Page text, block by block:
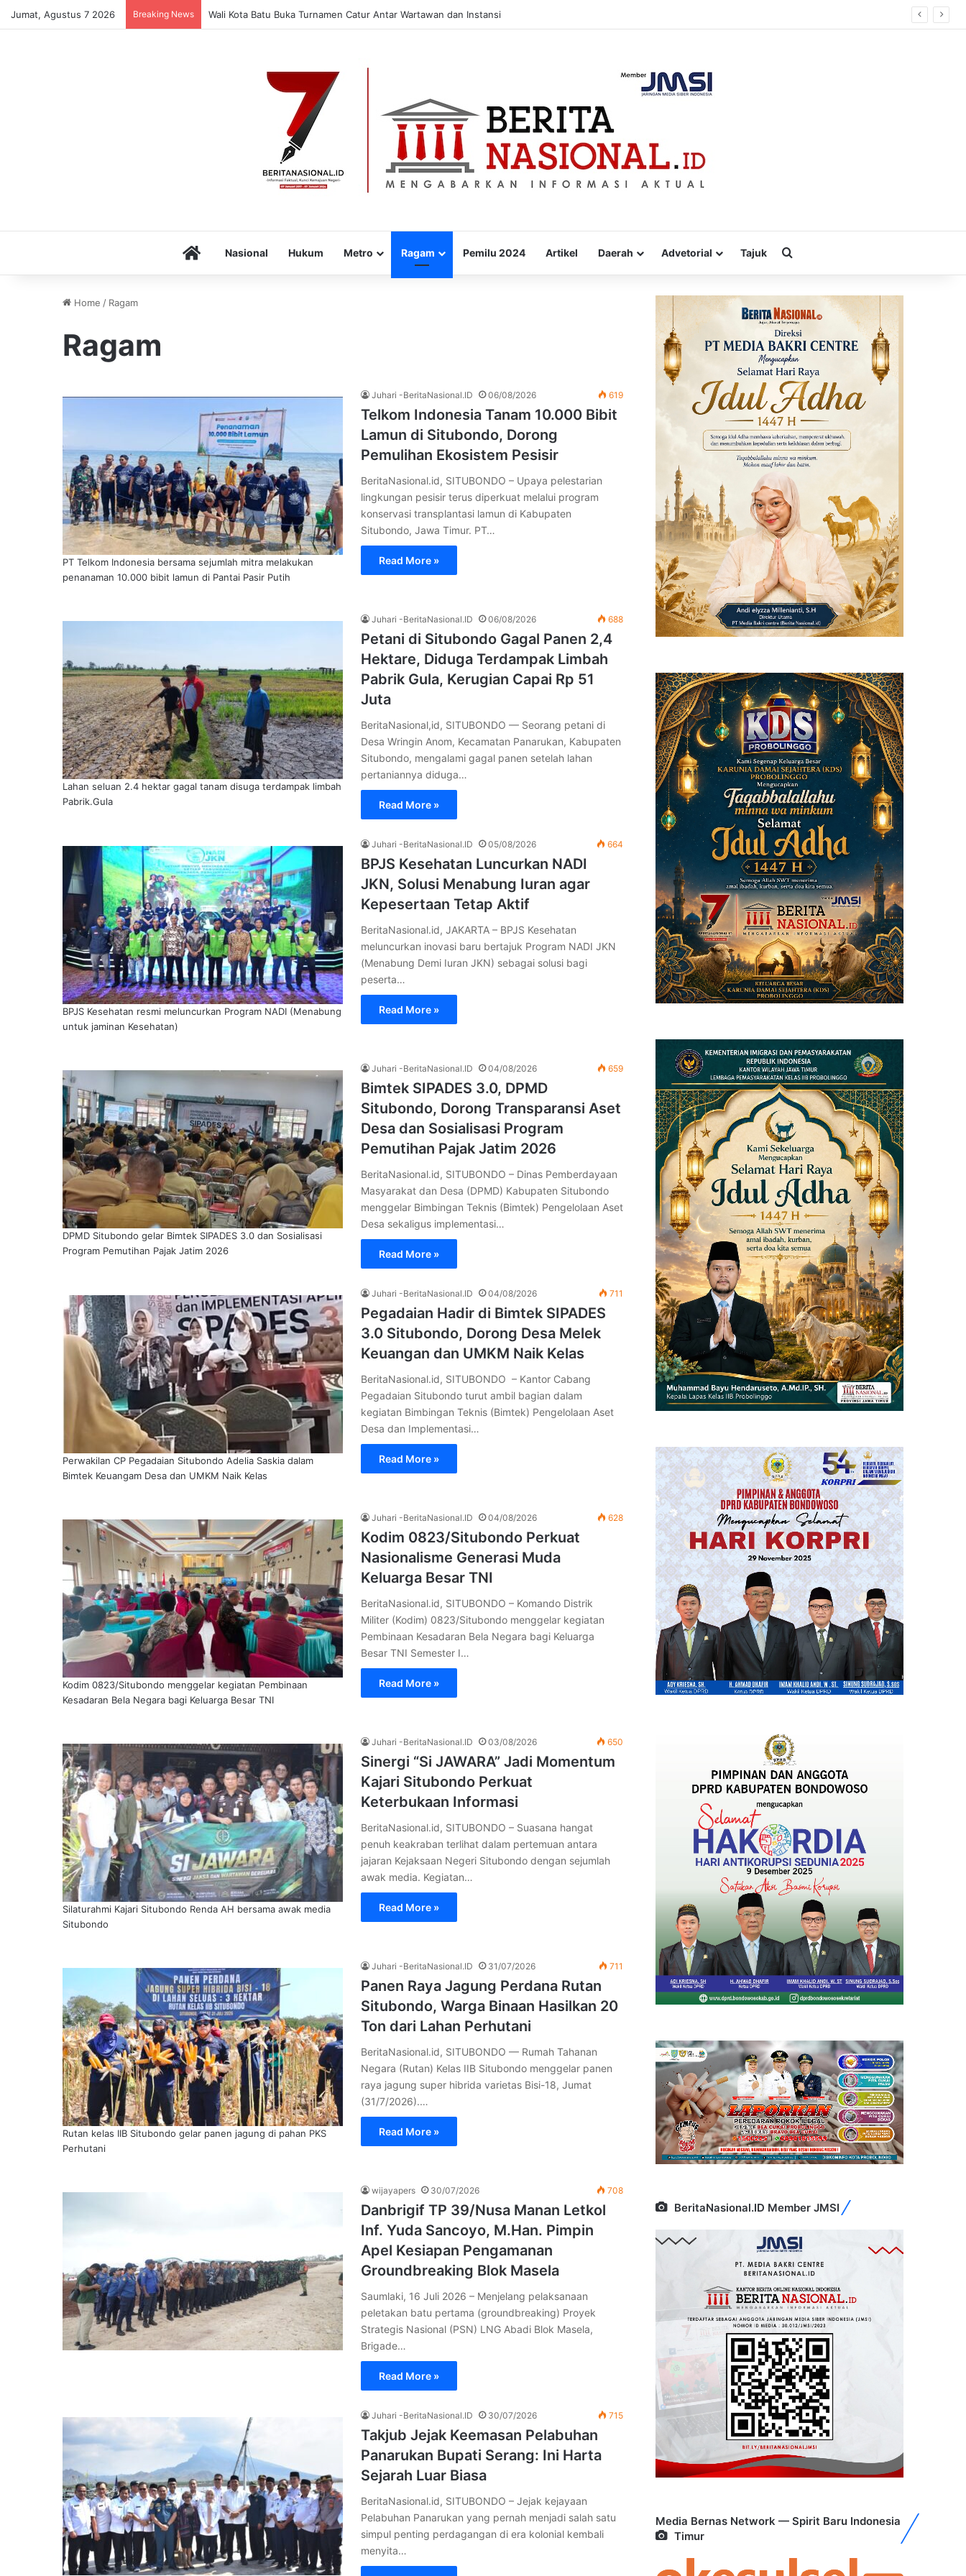
Jumat, Agustus 7 2026 Breaking News Wali Kota Batu Buka Turnamen Catur Antar Wartawan dan Instansi
HomeNasional Hukum Metro Ragam Pemilu 2024 Artikel Daerah Advetorial Tajuk
Home / Ragam
Ragam
PT Telkom Indonesia bersama sejumlah mitra melakukan
penanaman 10.000 bibit lamun di Pantai Pasir Putih
Juhari -BeritaNasional.ID 06/08/2026 619
Telkom Indonesia Tanam 10.000 Bibit
Lamun di Situbondo, Dorong
Pemulihan Ekosistem Pesisir
BeritaNasional.id, SITUBONDO – Upaya pelestarian
lingkungan pesisir terus diperkuat melalui program
konservasi transplantasi lamun di Kabupaten
Situbondo, Jawa Timur. PT…
Read More »
Lahan seluan 2.4 hektar gagal tanam disuga terdampak limbah
Pabrik.Gula
Juhari -BeritaNasional.ID 06/08/2026 688
Petani di Situbondo Gagal Panen 2,4
Hektare, Diduga Terdampak Limbah
Pabrik Gula, Kerugian Capai Rp 51
Juta
BeritaNasional,id, SITUBONDO — Seorang petani di
Desa Wringin Anom, Kecamatan Panarukan, Kabupaten
Situbondo, mengalami gagal panen setelah lahan
pertaniannya diduga…
Read More »
BPJS Kesehatan resmi meluncurkan Program NADI (Menabung
untuk jaminan Kesehatan)
Juhari -BeritaNasional.ID 05/08/2026 664
BPJS Kesehatan Luncurkan NADI
JKN, Solusi Menabung Iuran agar
Kepesertaan Tetap Aktif
BeritaNasional.id, JAKARTA – BPJS Kesehatan
meluncurkan inovasi baru bertajuk Program NADI JKN
(Menabung Demi Iuran JKN) sebagai solusi bagi
peserta…
Read More »
DPMD Situbondo gelar Bimtek SIPADES 3.0 dan Sosialisasi
Program Pemutihan Pajak Jatim 2026
Juhari -BeritaNasional.ID 04/08/2026 659
Bimtek SIPADES 3.0, DPMD
Situbondo, Dorong Transparansi Aset
Desa dan Sosialisasi Program
Pemutihan Pajak Jatim 2026
BeritaNasional.id, SITUBONDO – Dinas Pemberdayaan
Masyarakat dan Desa (DPMD) Kabupaten Situbondo
menggelar Bimbingan Teknis (Bimtek) Pengelolaan Aset
Desa sekaligus implementasi…
Read More »
Perwakilan CP Pegadaian Situbondo Adelia Saskia dalam
Bimtek Keuangam Desa dan UMKM Naik Kelas
Juhari -BeritaNasional.ID 04/08/2026 711
Pegadaian Hadir di Bimtek SIPADES
3.0 Situbondo, Dorong Desa Melek
Keuangan dan UMKM Naik Kelas
BeritaNasional.id, SITUBONDO – Kantor Cabang
Pegadaian Situbondo turut ambil bagian dalam
kegiatan Bimbingan Teknis (Bimtek) Pengelolaan Aset
Desa dan Implementasi…
Read More »
Kodim 0823/Situbondo menggelar kegiatan Pembinaan
Kesadaran Bela Negara bagi Keluarga Besar TNI
Juhari -BeritaNasional.ID 04/08/2026 628
Kodim 0823/Situbondo Perkuat
Nasionalisme Generasi Muda
Keluarga Besar TNI
BeritaNasional.id, SITUBONDO – Komando Distrik
Militer (Kodim) 0823/Situbondo menggelar kegiatan
Pembinaan Kesadaran Bela Negara bagi Keluarga
Besar TNI Semester I…
Read More »
Silaturahmi Kajari Situbondo Renda AH bersama awak media
Situbondo
Juhari -BeritaNasional.ID 03/08/2026 650
Sinergi “Si JAWARA” Jadi Momentum
Kajari Situbondo Perkuat
Keterbukaan Informasi
BeritaNasional.id, SITUBONDO – Suasana hangat
penuh keakraban terlihat dalam pertemuan antara
jajaran Kejaksaan Negeri Situbondo dengan sejumlah
awak media. Kegiatan…
Read More »
Rutan kelas IIB Situbondo gelar panen jagung di pahan PKS
Perhutani
Juhari -BeritaNasional.ID 31/07/2026 711
Panen Raya Jagung Perdana Rutan
Situbondo, Warga Binaan Hasilkan 20
Ton dari Lahan Perhutani
BeritaNasional.id, SITUBONDO — Rumah Tahanan
Negara (Rutan) Kelas IIB Situbondo menggelar panen
raya jagung super hibrida varietas Bisi-18, Jumat
(31/7/2026).…
Read More »
wijayapers 30/07/2026 708
Danbrigif TP 39/Nusa Manan Letkol
Inf. Yuda Sancoyo, M.Han. Pimpin
Apel Kesiapan Pengamanan
Groundbreaking Blok Masela
Saumlaki, 16 Juli 2026 – Menjelang pelaksanaan
peletakan batu pertama (groundbreaking) Proyek
Strategis Nasional (PSN) LNG Abadi Blok Masela,
Brigade…
Read More »
Juhari -BeritaNasional.ID 30/07/2026 715
Takjub Jejak Keemasan Pelabuhan
Panarukan Bupati Serang: Ini Harta
Sejarah Luar Biasa
BeritaNasional.id, SITUBONDO – Jejak kejayaan
Pelabuhan Panarukan yang pernah menjadi salah satu
simpul penting perdagangan di era kolonial kembali
menyita…
BeritaNasional.ID Member JMSI
Media Bernas Network — Spirit Baru Indonesia
Timur